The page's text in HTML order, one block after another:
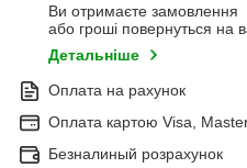
Ви отримаєте замовлення
або гроші повернуться на
Детальніше
Оплата на рахунок
Оплата картою Visa,
Безналиный розрахунок